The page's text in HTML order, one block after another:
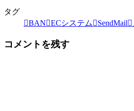
タグ
BAN
ECシステム SendMail
コメントを残す